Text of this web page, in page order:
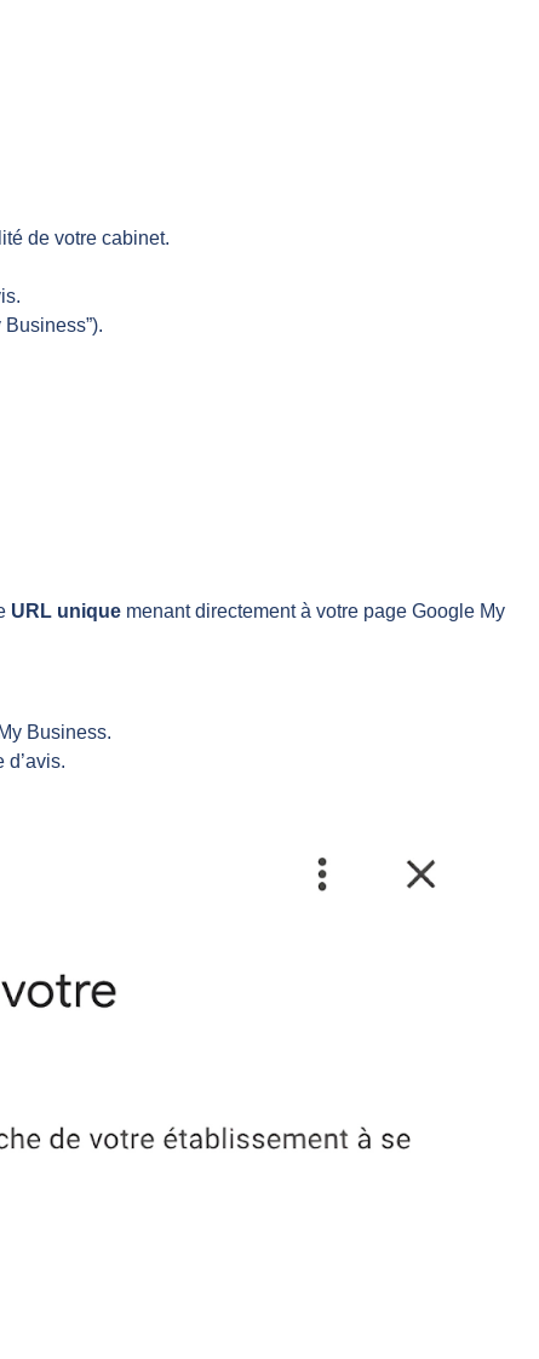
de votre cabinet.
URL unique menant directement à votre page Google My
Business.